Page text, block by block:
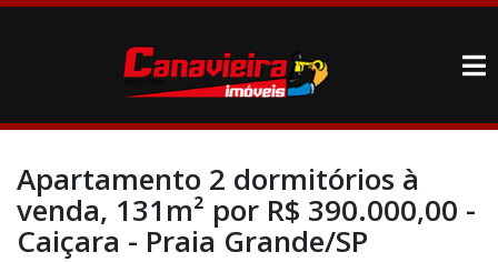
Apartamento 2 dormitórios à
venda, 131m² por R$ 390.000,00 -
Caiçara - Praia Grande/SP